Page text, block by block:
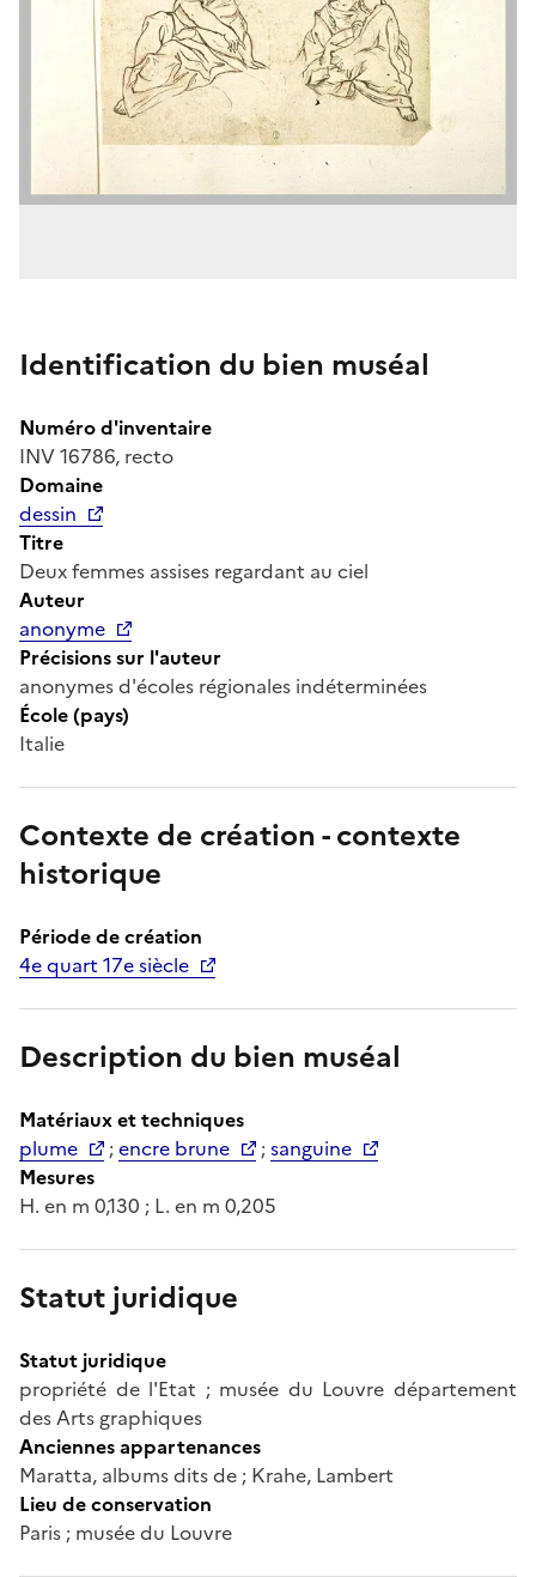
Identification du bien muséal
Numéro d'inventaire
INV 16786, recto
Domaine
dessin
Titre
Deux femmes assises regardant au ciel
Auteur
anonyme
Précisions sur l'auteur
anonymes d'écoles régionales indéterminées
École (pays)
Italie
Contexte de création - contexte
historique
Période de création
4e quart 17e siècle
Description du bien muséal
Matériaux et techniques
plume
;encre brune ;sanguine
Mesures
H. en m 0,130 ; L. en m 0,205
Statut juridique
Statut juridique
propriété de l'Etat ; musée du Louvre département
des Arts graphiques
Anciennes appartenances
Maratta, albums dits de ; Krahe, Lambert
Lieu de conservation
Paris ; musée du Louvre